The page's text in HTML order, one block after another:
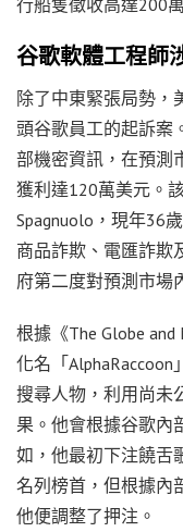
谷歌軟體工程師
除了中東緊張局勢，
頭谷歌員工的起訴案
部機密資訊，在預測
獲利達120萬美元。
Spagnuolo，現年36
商品詐欺、電匯詐欺
府第二度對預測市場
根據《The Globe
化名「
搜尋人物，利用尚未
果。他會根據谷歌內
如，他最初下注饒舌
名列榜首，但根據內
他便調整了押注。